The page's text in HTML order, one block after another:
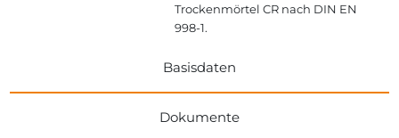
Trockenmörtel CR nach DIN EN
998-1.
Basisdaten
Dokumente